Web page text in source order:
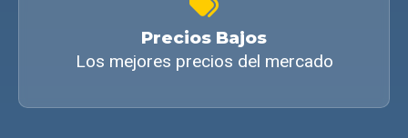
Precios Bajos
Los mejores precios del mercado